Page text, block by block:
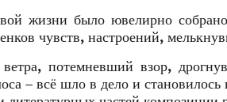
жизни было ювелирно
чувств, настроений,
потемневший взор,
– всё шло в дело и